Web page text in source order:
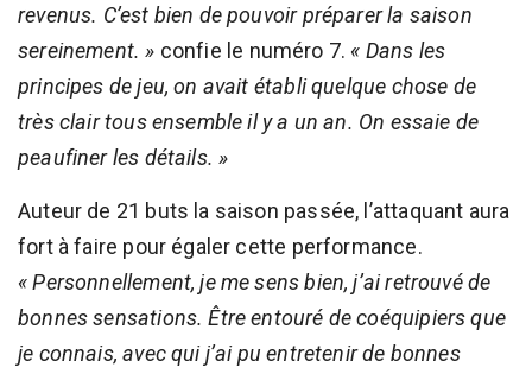
revenus. C’est bien de pouvoir préparer la saison
sereinement. » confie le numéro 7. « Dans les
principes de jeu, on avait établi quelque chose de
très clair tous ensemble il y a un an. On essaie de
peaufiner les détails. »
Auteur de 21 buts la saison passée, l’attaquant aura
fort à faire pour égaler cette performance.
« Personnellement, je me sens bien, j’ai retrouvé de
bonnes sensations. Être entouré de coéquipiers que
je connais, avec qui j’ai pu entretenir de bonnes